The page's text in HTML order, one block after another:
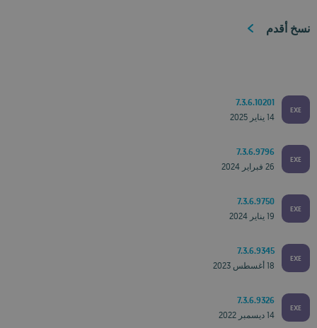
نسخ أقدم
EXE
7.3.6.10201
14 يناير 2025
EXE
7.3.6.9796
26 فبراير 2024
EXE
7.3.6.9750
19 يناير 2024
EXE
7.3.6.9345
18 أغسطس 2023
EXE
7.3.6.9326
14 ديسمبر 2022